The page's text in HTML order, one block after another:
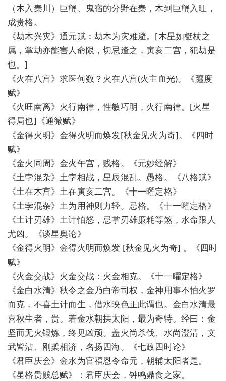
（木入秦川）巨蟹、鬼宿的分野在秦，木到巨蟹入旺，
成贵格。
《劫木兴灾》通元赋：劫木为灾难避。[木星如梃杖之
属，掌劫亦能害人命限，切忌逢之，寅亥二宫，犯劫是
也。]
《火在八宫》求医何数？火在八宫(火主血光)。《躔度
赋》
《火旺南离》火行南律，性敏巧明，火行南律。[火星
得局也]《通微赋》
《金得火明》金得火明而焕发[秋金见火为奇]。《四时
赋》
《金火同周》金火午宫，贱格。《元妙经解》
《土孛混杂》土孛相战，星辰混乱。愚格。《八格赋》
《土在木宫》土在寅亥二宫。《十一曜定格》
《土孛混杂》土为用神则力轻。忌格。《十一曜定格》
《土计刃雄》土计怕怒，忌掌刃雄廉耗等煞，水命限人
尤凶。《谈星奥论》
《金得火明》金得火明而焕发 [秋金见火为奇] 。《四时
赋》
《火金交战》火金交战：火金相克。《十一曜定格》
《金白水清》秋令之金乃白帝司权，金神用事不怕火罗
而克，不喜土计而生，借水映色正此谓也。金白水清最
喜秋生者，贵。若金水朝拱太阳，最为奇特。经曰：金
坚而无火锻炼，终见凶顽。盖火尚杀伐、水尚澄清，文
武皆沾、刚柔相济，名扬四海。《七政四时论》
《君臣庆会》金水为官福恩令命元，朝辅太阳者是。
《星格贵贱总赋》：君臣庆会，钟鸣鼎食之家。